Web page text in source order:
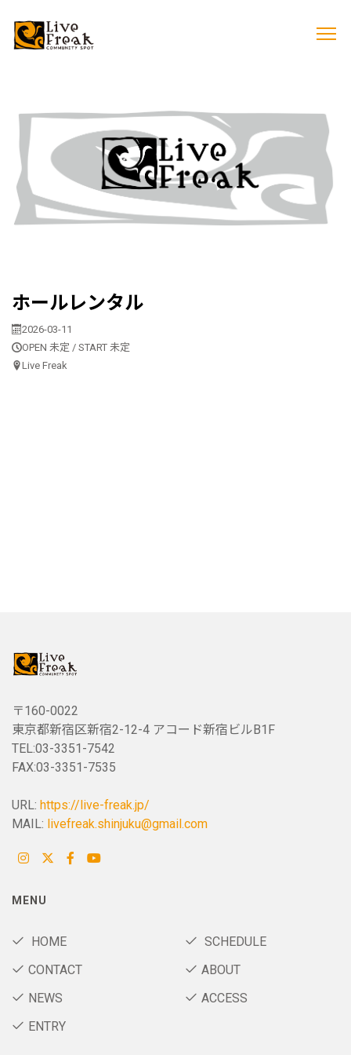
ホールレンタル
2026-03-11
OPEN 未定 / START 未定
Live Freak
〒160-0022
東京都新宿区新宿2-12-4 アコード新宿ビルB1F
TEL:03-3351-7542
FAX:03-3351-7535
URL: https://live-freak.jp/
MAIL: livefreak.shinjuku@gmail.com
MENU
HOME
SCHEDULE
CONTACT
ABOUT
NEWS
ACCESS
ENTRY